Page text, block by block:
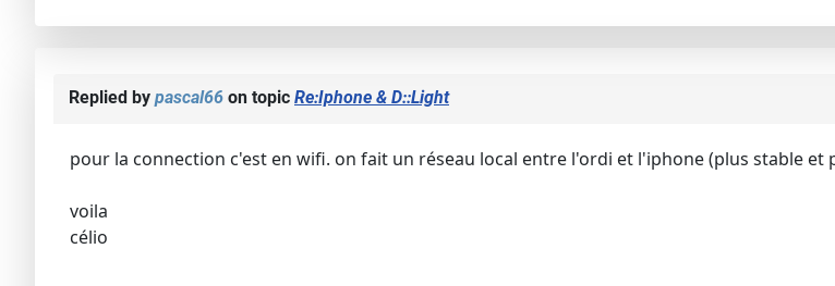
Replied by pascal66 on topic Re:Iphone & D::Light
pour la connection c'est en wifi. on fait un réseau local entre l'ordi et l'iphone (plus stable et
voila
célio